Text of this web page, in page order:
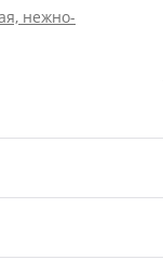
нежно-